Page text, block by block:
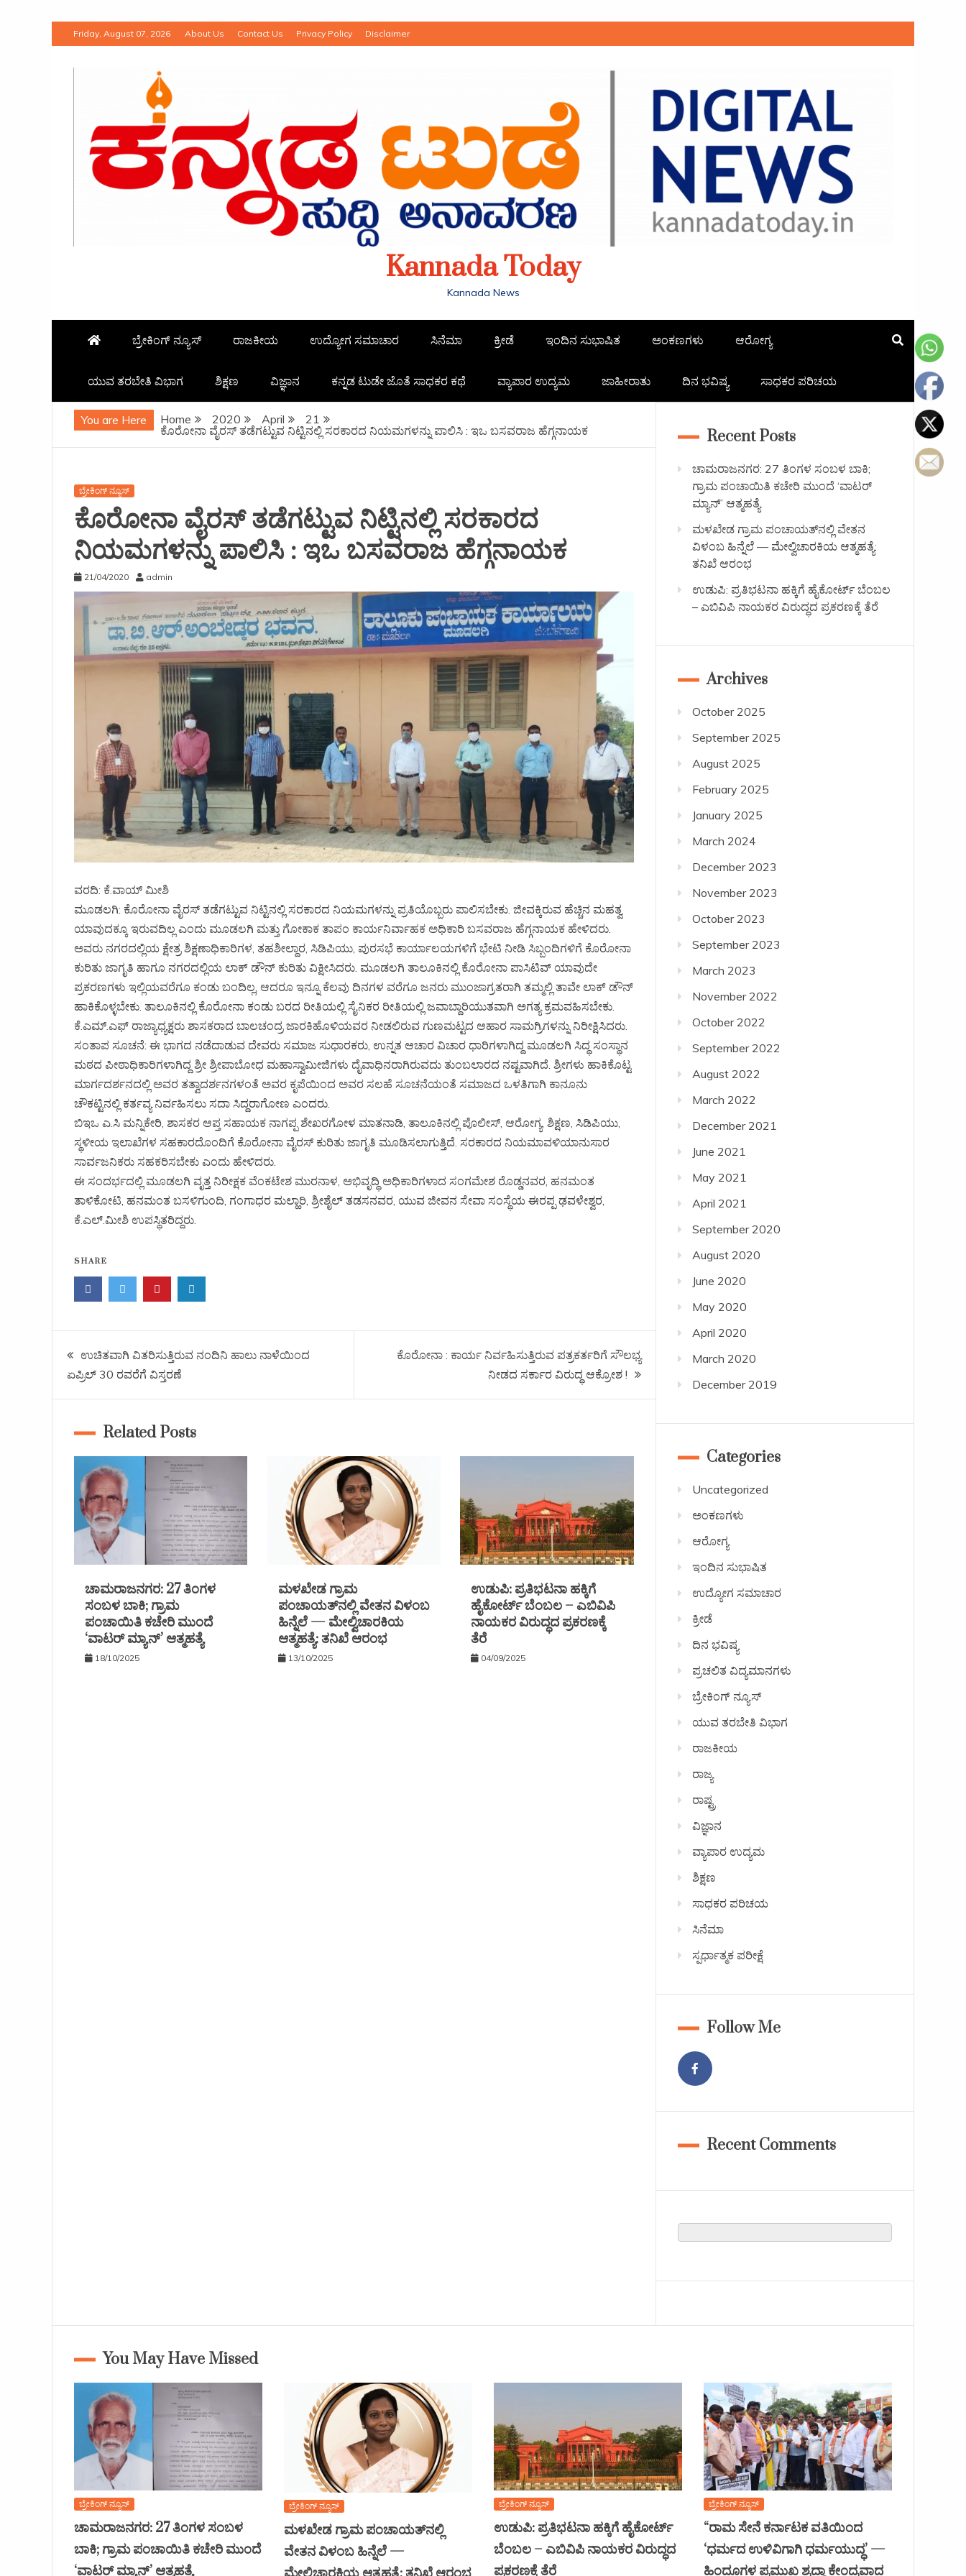
Friday, August 07, 2026 About Us Contact Us Privacy Policy Disclaimer
Kannada Today
Kannada News
ಬ್ರೇಕಿಂಗ್ ನ್ಯೂಸ್ ರಾಜಕೀಯ ಉದ್ಯೋಗ ಸಮಾಚಾರ ಸಿನೆಮಾ ಕ್ರೀಡೆ ಇಂದಿನ ಸುಭಾಷಿತ ಅಂಕಣಗಳು ಆರೋಗ್ಯ
ಯುವ ತರಬೇತಿ ವಿಭಾಗ ಶಿಕ್ಷಣ ವಿಜ್ಞಾನ ಕನ್ನಡ ಟುಡೇ ಜೊತೆ ಸಾಧಕರ ಕಥೆ ವ್ಯಾಪಾರ ಉದ್ಯಮ ಜಾಹೀರಾತು ದಿನ ಭವಿಷ್ಯ ಸಾಧಕರ ಪರಿಚಯ
You are Here Home 2020 April
21
ಕೊರೋನಾ ವೈರಸ್ ತಡೆಗಟ್ಟುವ ನಿಟ್ಟಿನಲ್ಲಿ ಸರಕಾರದ ನಿಯಮಗಳನ್ನು ಪಾಲಿಸಿ : ಇಒ‌ ಬಸವರಾಜ ಹೆಗ್ಗನಾಯಕ
ಬ್ರೇಕಿಂಗ್ ನ್ಯೂಸ್
ಕೊರೋನಾ ವೈರಸ್ ತಡೆಗಟ್ಟುವ ನಿಟ್ಟಿನಲ್ಲಿ ಸರಕಾರದ
ನಿಯಮಗಳನ್ನು ಪಾಲಿಸಿ : ಇಒ‌ ಬಸವರಾಜ ಹೆಗ್ಗನಾಯಕ
21/04/2020 admin
ವರದಿ: ಕೆ.ವಾಯ್ ಮೀಶಿ
ಮೂಡಲಗಿ: ಕೊರೋನಾ ವೈರಸ್ ತಡೆಗಟ್ಟುವ ನಿಟ್ಟಿನಲ್ಲಿ ಸರಕಾರದ ನಿಯಮಗಳನ್ನು ಪ್ರತಿಯೊಬ್ಬರು ಪಾಲಿಸಬೇಕು. ಜೀವಕ್ಕಿರುವ ಹೆಚ್ಚಿನ ಮಹತ್ವ
ಯಾವುದಕ್ಕೂ ಇರುವದಿಲ್ಲ ಎಂದು ಮೂಡಲಗಿ ಮತ್ತು ಗೋಕಾಕ ತಾಪಂ ಕಾರ್ಯನಿರ್ವಾಹಕ ಅಧಿಕಾರಿ ಬಸವರಾಜ ಹೆಗ್ಗನಾಯಕ ಹೇಳಿದರು.
ಅವರು ನಗರದಲ್ಲಿಯ ಕ್ಷೇತ್ರ ಶಿಕ್ಷಣಾಧಿಕಾರಿಗಳ, ತಹಶೀಲ್ದಾರ, ಸಿಡಿಪಿಯು, ಪುರಸಭೆ ಕಾರ್ಯಾಲಯಗಳಿಗೆ ಭೇಟಿ ನೀಡಿ ಸಿಬ್ಬಂದಿಗಳಿಗೆ ಕೊರೋನಾ
ಕುರಿತು ಜಾಗೃತಿ ಹಾಗೂ ನಗರದಲ್ಲಿಯ ಲಾಕ್ ಡೌನ್ ಕುರಿತು ವಿಕ್ಷೀಸಿದರು. ಮೂಡಲಗಿ ತಾಲೂಕಿನಲ್ಲಿ ಕೊರೋನಾ ಪಾಸಿಟಿವ್ ಯಾವುದೇ
ಪ್ರಕರಣಗಳು ಇಲ್ಲಿಯವರೆಗೂ ಕಂಡು ಬಂದಿಲ್ಲ, ಆದರೂ ಇನ್ನೂ ಕೆಲವು ದಿನಗಳ ವರೆಗೂ ಜನರು ಮುಂಜಾಗ್ರತರಾಗಿ ತಮ್ಮಲ್ಲಿ ತಾವೇ ಲಾಕ್ ಡೌನ್
ಹಾಕಿಕೊಳ್ಳಬೇಕು. ತಾಲೂಕಿನಲ್ಲಿ ಕೊರೋನಾ ಕಂಡು ಬರದ ರೀತಿಯಲ್ಲಿ ಸೈನಿಕರ ರೀತಿಯಲ್ಲಿ ಜವಾಬ್ದಾರಿಯುತವಾಗಿ ಅಗತ್ಯ ಕ್ರಮವಹಿಸಬೇಕು.
ಕೆ.ಎಮ್.ಎಫ್ ರಾಜ್ಯಾಧ್ಯಕ್ಷರು ಶಾಸಕರಾದ ಬಾಲಚಂದ್ರ ಜಾರಕಿಹೊಳಿಯವರ ನೀಡಲಿರುವ ಗುಣಮಟ್ಟದ ಆಹಾರ ಸಾಮಗ್ರಿಗಳನ್ನು ನಿರೀಕ್ಷಿಸಿದರು.
ಸಂತಾಪ ಸೂಚನೆ: ಈ ಭಾಗದ ನಡೆದಾಡುವ ದೇವರು ಸಮಾಜ ಸುಧಾರಕರು, ಉನ್ನತ ಆಚಾರ ವಿಚಾರ ಧಾರಿಗಳಾಗಿದ್ದ ಮೂಡಲಗಿ ಸಿದ್ಧ ಸಂಸ್ಥಾನ
ಮಠದ ಪೀಠಾಧಿಕಾರಿಗಳಾಗಿದ್ದ ಶ್ರೀ ಶ್ರೀಪಾಬೋಧ ಮಹಾಸ್ವಾಮೀಜಿಗಳು ದೈವಾಧಿನರಾಗಿರುವದು ತುಂಬಲಾರದ ನಷ್ಟವಾಗಿದೆ. ಶ್ರೀಗಳು ಹಾಕಿಕೊಟ್ಟ
ಮಾರ್ಗದರ್ಶನದಲ್ಲಿ ಅವರ ತತ್ವಾದರ್ಶನಗಳಂತೆ ಅವರ ಕೃಪೆಯಿಂದ ಅವರ ಸಲಹೆ ಸೂಚನೆಯಂತೆ ಸಮಾಜದ ಒಳತಿಗಾಗಿ ಕಾನೂನು
ಚೌಕಟ್ಟಿನಲ್ಲಿ ಕರ್ತವ್ಯ ನಿರ್ವಹಿಸಲು ಸದಾ ಸಿದ್ದರಾಗೋಣ ಎಂದರು.
ಬಿಇಒ ಎ.ಸಿ ಮನ್ನಿಕೇರಿ, ಶಾಸಕರ ಆಪ್ತ ಸಹಾಯಕ ನಾಗಪ್ಪ ಶೇಖರಗೋಳ ಮಾತನಾಡಿ, ತಾಲೂಕಿನಲ್ಲಿ ಪೊಲೀಸ್, ಆರೋಗ್ಯ, ಶಿಕ್ಷಣ, ಸಿಡಿಪಿಯು,
ಸ್ಥಳೀಯ ಇಲಾಖೆಗಳ ಸಹಕಾರದೊಂದಿಗೆ ಕೊರೋನಾ ವೈರಸ್ ಕುರಿತು ಜಾಗೃತಿ ಮೂಡಿಸಲಾಗುತ್ತಿದೆ. ಸರಕಾರದ ನಿಯಮಾವಳಿಯಾನುಸಾರ
ಸಾರ್ವಜನಿಕರು ಸಹಕರಿಸಬೇಕು ಎಂದು ಹೇಳಿದರು.
ಈ ಸಂದರ್ಭದಲ್ಲಿ ಮೂಡಲಗಿ ವೃತ್ತ ನಿರೀಕ್ಷಕ ವೆಂಕಟೇಶ ಮುರನಾಳ, ಅಭಿವೃದ್ಧಿ ಅಧಿಕಾರಿಗಳಾದ ಸಂಗಮೇಶ ರೊಡ್ಡನವರ, ಹನಮಂತ
ತಾಳಿಕೋಟಿ, ಹನಮಂತ ಬಸಳಿಗುಂದಿ, ಗಂಗಾಧರ ಮಲ್ಹಾರಿ, ಶ್ರೀಶೈಲ್ ತಡಸನವರ, ಯುವ ಜೀವನ ಸೇವಾ ಸಂಸ್ಥೆಯ ಈರಪ್ಪ ಢವಳೇಶ್ವರ,
ಕೆ.ಎಲ್.ಮೀಶಿ ಉಪಸ್ಥಿತರಿದ್ದರು.
SHARE
ಉಚಿತವಾಗಿ ವಿತರಿಸುತ್ತಿರುವ ನಂದಿನಿ ಹಾಲು ನಾಳೆಯಿಂದ
ಏಪ್ರಿಲ್ 30 ರವರೆಗೆ ವಿಸ್ತರಣೆ
ಕೊರೋನಾ : ಕಾರ್ಯ ನಿರ್ವಹಿಸುತ್ತಿರುವ ಪತ್ರಕರ್ತರಿಗೆ ಸೌಲಭ್ಯ
ನೀಡದ ಸರ್ಕಾರ ವಿರುದ್ಧ ಆಕ್ರೋಶ !
Related Posts
ಚಾಮರಾಜನಗರ: 27 ತಿಂಗಳ
ಸಂಬಳ ಬಾಕಿ; ಗ್ರಾಮ
ಪಂಚಾಯಿತಿ ಕಚೇರಿ ಮುಂದೆ
‘ವಾಟರ್ ಮ್ಯಾನ್’ ಆತ್ಮಹತ್ಯೆ
18/10/2025
ಮಳಖೇಡ ಗ್ರಾಮ
ಪಂಚಾಯತ್‌ನಲ್ಲಿ ವೇತನ ವಿಳಂಬ
ಹಿನ್ನೆಲೆ — ಮೇಲ್ವಿಚಾರಕಿಯ
ಆತ್ಮಹತ್ಯೆ: ತನಿಖೆ ಆರಂಭ
13/10/2025
ಉಡುಪಿ: ಪ್ರತಿಭಟನಾ ಹಕ್ಕಿಗೆ
ಹೈಕೋರ್ಟ್ ಬೆಂಬಲ – ಎಬಿವಿಪಿ
ನಾಯಕರ ವಿರುದ್ಧದ ಪ್ರಕರಣಕ್ಕೆ
ತೆರೆ
04/09/2025
Recent Posts
ಚಾಮರಾಜನಗರ: 27 ತಿಂಗಳ ಸಂಬಳ ಬಾಕಿ;
ಗ್ರಾಮ ಪಂಚಾಯಿತಿ ಕಚೇರಿ ಮುಂದೆ ‘ವಾಟರ್
ಮ್ಯಾನ್’ ಆತ್ಮಹತ್ಯೆ
ಮಳಖೇಡ ಗ್ರಾಮ ಪಂಚಾಯತ್‌ನಲ್ಲಿ ವೇತನ
ವಿಳಂಬ ಹಿನ್ನೆಲೆ — ಮೇಲ್ವಿಚಾರಕಿಯ ಆತ್ಮಹತ್ಯೆ:
ತನಿಖೆ ಆರಂಭ
ಉಡುಪಿ: ಪ್ರತಿಭಟನಾ ಹಕ್ಕಿಗೆ ಹೈಕೋರ್ಟ್ ಬೆಂಬಲ
– ಎಬಿವಿಪಿ ನಾಯಕರ ವಿರುದ್ಧದ ಪ್ರಕರಣಕ್ಕೆ ತೆರೆ
Archives
October 2025
September 2025
August 2025
February 2025
January 2025
March 2024
December 2023
November 2023
October 2023
September 2023
March 2023
November 2022
October 2022
September 2022
August 2022
March 2022
December 2021
June 2021
May 2021
April 2021
September 2020
August 2020
June 2020
May 2020
April 2020
March 2020
December 2019
Categories
Uncategorized
ಅಂಕಣಗಳು
ಆರೋಗ್ಯ
ಇಂದಿನ ಸುಭಾಷಿತ
ಉದ್ಯೋಗ ಸಮಾಚಾರ
ಕ್ರೀಡೆ
ದಿನ ಭವಿಷ್ಯ
ಪ್ರಚಲಿತ ವಿದ್ಯಮಾನಗಳು
ಬ್ರೇಕಿಂಗ್ ನ್ಯೂಸ್
ಯುವ ತರಬೇತಿ ವಿಭಾಗ
ರಾಜಕೀಯ
ರಾಜ್ಯ
ರಾಷ್ಟ್ರ
ವಿಜ್ಞಾನ
ವ್ಯಾಪಾರ ಉದ್ಯಮ
ಶಿಕ್ಷಣ
ಸಾಧಕರ ಪರಿಚಯ
ಸಿನೆಮಾ
ಸ್ಪರ್ಧಾತ್ಮಕ ಪರೀಕ್ಷೆ
Follow Me
Recent Comments
You May Have Missed
ಬ್ರೇಕಿಂಗ್ ನ್ಯೂಸ್
ಚಾಮರಾಜನಗರ: 27 ತಿಂಗಳ ಸಂಬಳ
ಬಾಕಿ; ಗ್ರಾಮ ಪಂಚಾಯಿತಿ ಕಚೇರಿ ಮುಂದೆ
‘ವಾಟರ್ ಮ್ಯಾನ್’ ಆತ್ಮಹತ್ಯೆ
ಬ್ರೇಕಿಂಗ್ ನ್ಯೂಸ್
ಮಳಖೇಡ ಗ್ರಾಮ ಪಂಚಾಯತ್‌ನಲ್ಲಿ
ವೇತನ ವಿಳಂಬ ಹಿನ್ನೆಲೆ —
ಬ್ರೇಕಿಂಗ್ ನ್ಯೂಸ್
ಉಡುಪಿ: ಪ್ರತಿಭಟನಾ ಹಕ್ಕಿಗೆ ಹೈಕೋರ್ಟ್
ಬೆಂಬಲ – ಎಬಿವಿಪಿ ನಾಯಕರ ವಿರುದ್ಧದ
ಪ್ರಕರಣಕ್ಕೆ ತೆರೆ
ಬ್ರೇಕಿಂಗ್ ನ್ಯೂಸ್
“ರಾಮ ಸೇನೆ ಕರ್ನಾಟಕ ವತಿಯಿಂದ
‘ಧರ್ಮದ ಉಳಿವಿಗಾಗಿ ಧರ್ಮಯುದ್ಧ’ —
ಹಿಂದೂಗಳ ಪ್ರಮುಖ ಶ್ರದ್ಧಾ ಕೇಂದ್ರವಾದ